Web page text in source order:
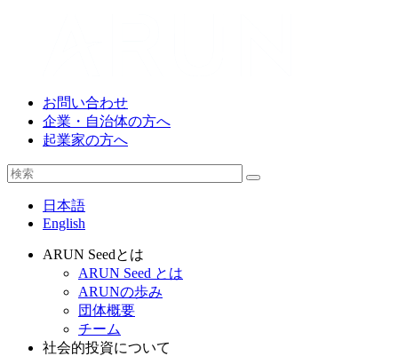
お問い合わせ
企業・自治体の方へ
起業家の方へ
日本語
English
ARUN Seedとは
ARUN Seed とは
ARUNの歩み
団体概要
チーム
社会的投資について